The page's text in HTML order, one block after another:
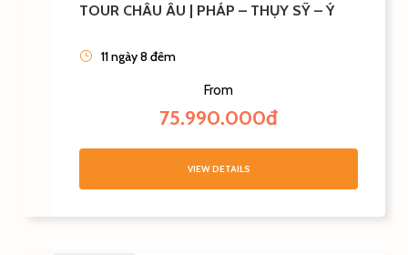
TOUR CHÂU ÂU | PHÁP – THỤY SỸ – Ý
11 ngày 8 đêm
From
75.990.000đ
VIEW DETAILS